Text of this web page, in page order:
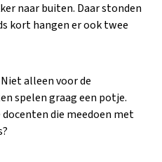
naar buiten. Daar stonden
kort hangen er ook twee
alleen voor de
spelen graag een potje.
die meedoen met